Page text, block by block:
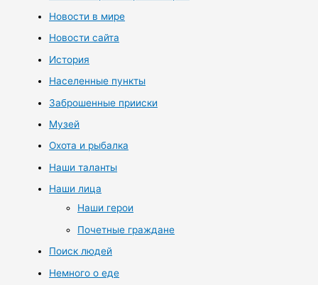
Новости в мире
Новости сайта
История
Населенные пункты
Заброшенные прииски
Музей
Охота и рыбалка
Наши таланты
Наши лица
Наши герои
Почетные граждане
Поиск людей
Немного о еде